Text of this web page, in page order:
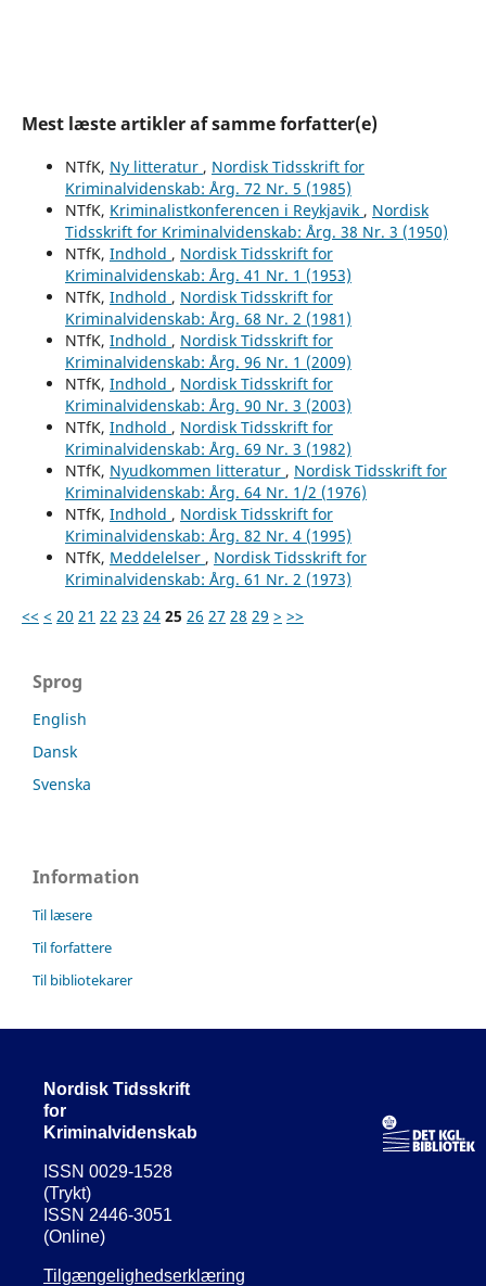
Mest læste artikler af samme forfatter(e)
NTfK, Ny litteratur , Nordisk Tidsskrift for
Kriminalvidenskab: Årg. 72 Nr. 5 (1985)
NTfK, Kriminalistkonferencen i Reykjavik , Nordisk
Tidsskrift for Kriminalvidenskab: Årg. 38 Nr. 3 (1950)
NTfK, Indhold , Nordisk Tidsskrift for
Kriminalvidenskab: Årg. 41 Nr. 1 (1953)
NTfK, Indhold , Nordisk Tidsskrift for
Kriminalvidenskab: Årg. 68 Nr. 2 (1981)
NTfK, Indhold , Nordisk Tidsskrift for
Kriminalvidenskab: Årg. 96 Nr. 1 (2009)
NTfK, Indhold , Nordisk Tidsskrift for
Kriminalvidenskab: Årg. 90 Nr. 3 (2003)
NTfK, Indhold , Nordisk Tidsskrift for
Kriminalvidenskab: Årg. 69 Nr. 3 (1982)
NTfK, Nyudkommen litteratur , Nordisk Tidsskrift for
Kriminalvidenskab: Årg. 64 Nr. 1/2 (1976)
NTfK, Indhold , Nordisk Tidsskrift for
Kriminalvidenskab: Årg. 82 Nr. 4 (1995)
NTfK, Meddelelser , Nordisk Tidsskrift for
Kriminalvidenskab: Årg. 61 Nr. 2 (1973)
<< < 20 21 22 23 24 25 26 27 28 29 > >>
Sprog
English
Dansk
Svenska
Information
Til læsere
Til forfattere
Til bibliotekarer
Nordisk Tidsskrift
for
Kriminalvidenskab
ISSN 0029-1528
(Trykt)
ISSN 2446-3051
(Online)
Tilgængelighedserklæring